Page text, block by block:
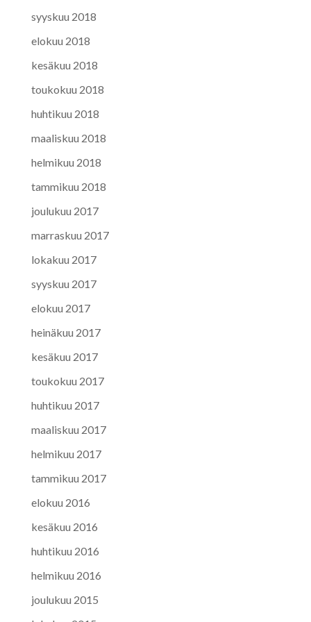
syyskuu 2018
elokuu 2018
kesäkuu 2018
toukokuu 2018
huhtikuu 2018
maaliskuu 2018
helmikuu 2018
tammikuu 2018
joulukuu 2017
marraskuu 2017
lokakuu 2017
syyskuu 2017
elokuu 2017
heinäkuu 2017
kesäkuu 2017
toukokuu 2017
huhtikuu 2017
maaliskuu 2017
helmikuu 2017
tammikuu 2017
elokuu 2016
kesäkuu 2016
huhtikuu 2016
helmikuu 2016
joulukuu 2015